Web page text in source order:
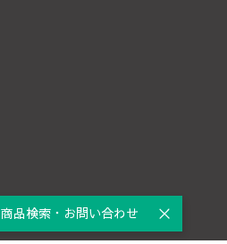
商品検索・お問い合わせ